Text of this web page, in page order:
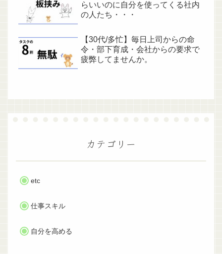
らいいのに自分を使ってくる社内
の人たち・・・
【30代/多忙】毎日上司からの命
令・部下育成・会社からの要求で
疲弊してませんか。
カテゴリー
etc
仕事スキル
自分を高める